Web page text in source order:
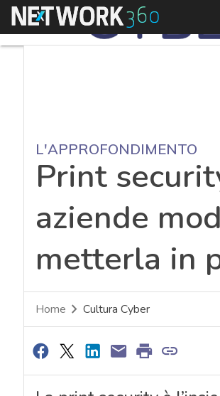
Menu
L'APPROFONDIMENTO
Print
aziende
metterla in
Home Cultura Cyber